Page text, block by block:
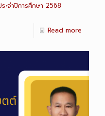
ะจำปีการศึกษา 2568
Read more